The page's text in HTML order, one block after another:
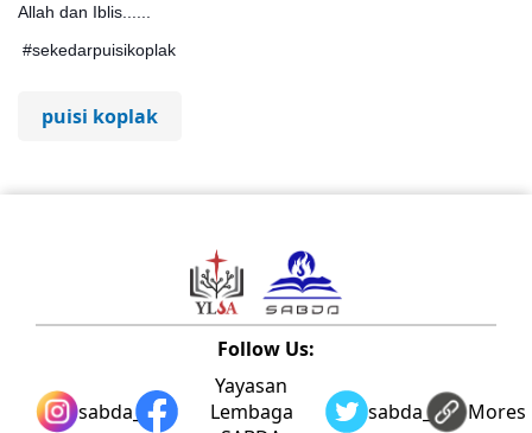
Allah dan Iblis......
#sekedarpuisikoplak
puisi koplak
Follow Us:
sabda_ylsa
Yayasan
Lembaga
sabda_ylsaMores